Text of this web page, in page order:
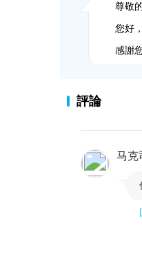
尊敬
您好
感謝
評論
马克